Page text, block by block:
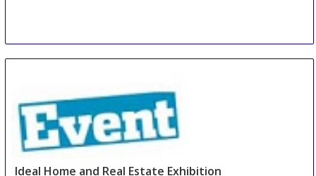
Ideal Home and Real Estate Exhibition